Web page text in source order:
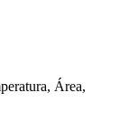
Área,